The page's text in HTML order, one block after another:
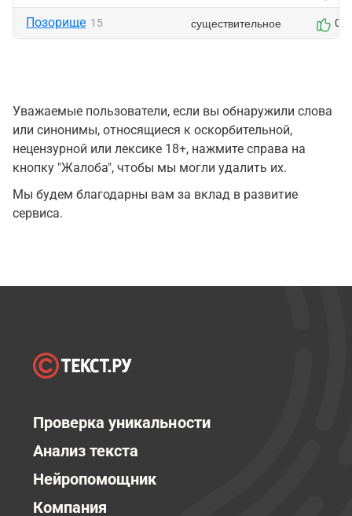
Позорище 15 существительное 0
Уважаемые пользователи, если вы обнаружили слова
или синонимы, относящиеся к оскорбительной,
нецензурной или лексике 18+, нажмите справа на
кнопку "Жалоба", чтобы мы могли удалить их.
Мы будем благодарны вам за вклад в развитие
сервиса.
Проверка уникальности
Анализ текста
Нейропомощник
Компания